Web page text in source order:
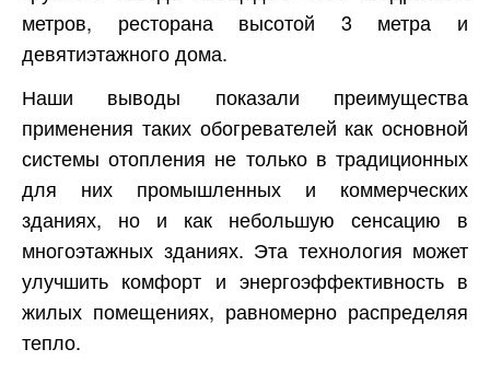
метров, ресторана высотой 3 метра и
девятиэтажного дома.
Наши выводы показали преимущества
применения таких обогревателей как основной
системы отопления не только в традиционных
для них промышленных и коммерческих
зданиях, но и как небольшую сенсацию в
многоэтажных зданиях. Эта технология может
улучшить комфорт и энергоэффективность в
жилых помещениях, равномерно распределяя
тепло.